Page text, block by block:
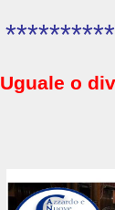
Uguale o